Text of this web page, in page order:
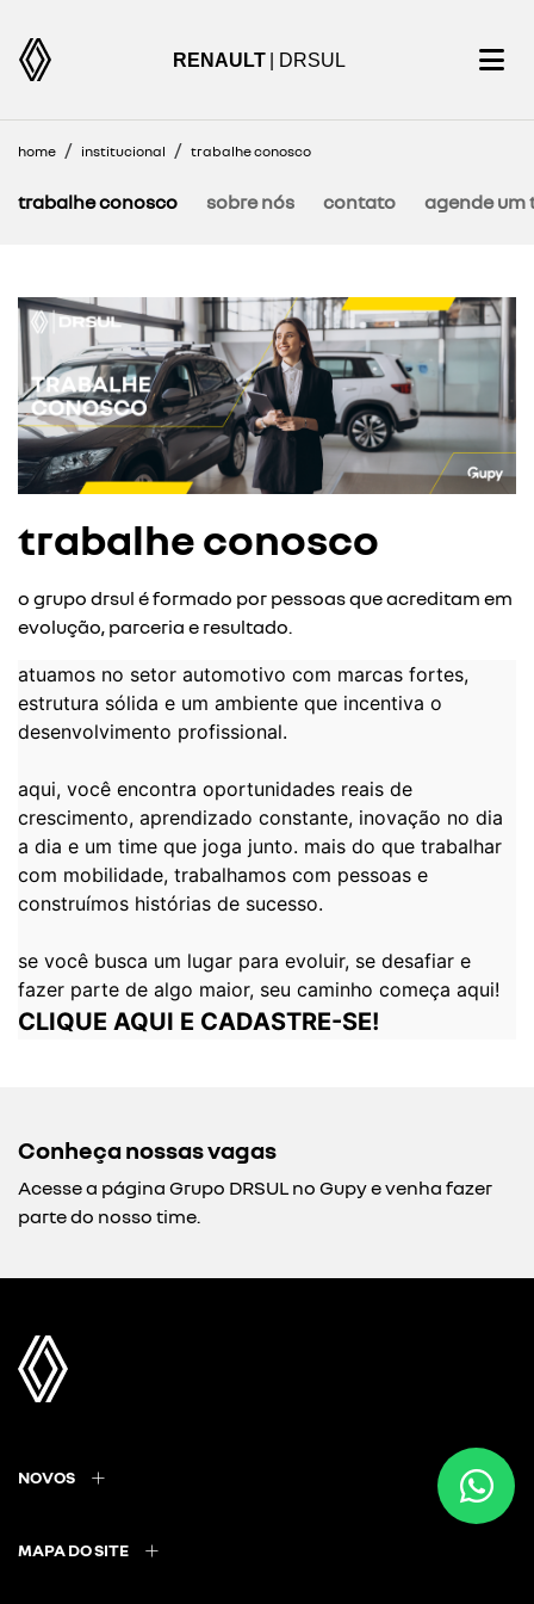
RENAULT | DRSUL
home institucional trabalhe conosco
sobre nós contato
trabalhe conosco agende um
trabalhe conosco
o grupo drsul é formado por pessoas que acreditam em
evolução, parceria e resultado.
atuamos no setor automotivo com marcas fortes,
estrutura sólida e um ambiente que incentiva o
desenvolvimento profissional.
aqui, você encontra oportunidades reais de
crescimento, aprendizado constante, inovação no dia
a dia e um time que joga junto. mais do que trabalhar
com mobilidade, trabalhamos com pessoas e
construímos histórias de sucesso.
se você busca um lugar para evoluir, se desafiar e
fazer parte de algo maior, seu caminho começa aqui!
CLIQUE AQUI E CADASTRE-SE!
Conheça nossas vagas
Acesse a página Grupo DRSUL no Gupy e venha fazer
parte do nosso time.
NOVOS
MAPA DO SITE